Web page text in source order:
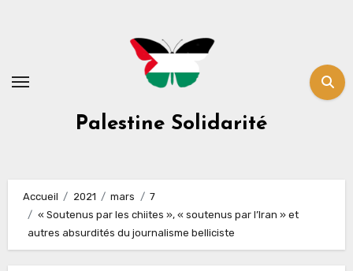
Palestine Solidarité
Accueil 2021 mars
7
« Soutenus par les chiites », « soutenus par l’Iran » et
autres absurdités du journalisme belliciste